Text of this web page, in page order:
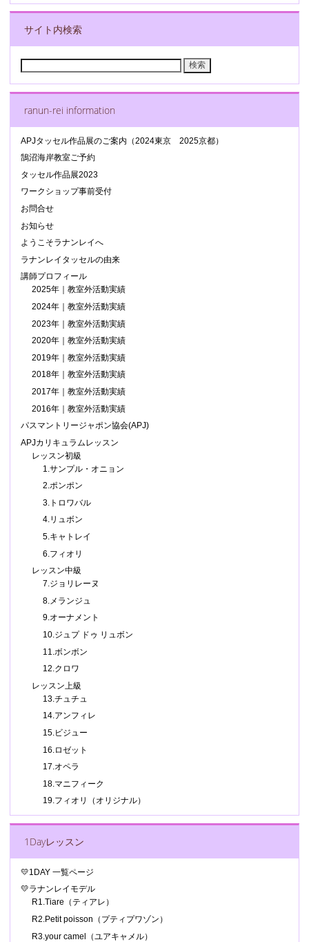
サイト内検索
ranun-rei information
APJタッセル作品展のご案内（2024東京 2025京都）
鵠沼海岸教室ご予約
タッセル作品展2023
ワークショップ事前受付
お問合せ
お知らせ
ようこそラナンレイへ
ラナンレイタッセルの由来
講師プロフィール
2025年｜教室外活動実績
2024年｜教室外活動実績
2023年｜教室外活動実績
2020年｜教室外活動実績
2019年｜教室外活動実績
2018年｜教室外活動実績
2017年｜教室外活動実績
2016年｜教室外活動実績
パスマントリージャポン協会(APJ)
APJカリキュラムレッスン
レッスン初級
1.サンプル・オニョン
2.ポンポン
3.トロワバル
4.リュボン
5.キャトレイ
6.フィオリ
レッスン中級
7.ジョリレーヌ
8.メランジュ
9.オーナメント
10.ジュプ ドゥ リュボン
11.ボンボン
12.クロワ
レッスン上級
13.チュチュ
14.アンフィレ
15.ビジュー
16.ロゼット
17.オペラ
18.マニフィーク
19.フィオリ（オリジナル）
1Dayレッスン
💛1DAY 一覧ページ
💛ラナンレイモデル
R1.Tiare（ティアレ）
R2.Petit poisson（プティプワゾン）
R3.your camel（ユアキャメル）